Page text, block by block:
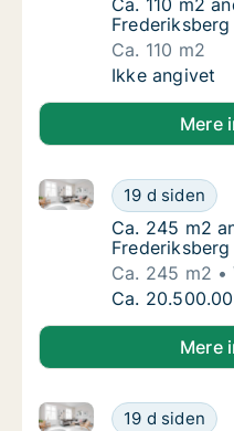
Ca. 110 m2
Ca. 110 m2
Ca. 110 m2
Ca. 110 m2
Ikke angivet
Mere
Ca. 245 m2
19 d siden
Ca. 245 m2
Ca. 245 m2
Ca. 245 m2
Ca. 245 m2
Ca. 245 m2
Ca.
Mere
Ca. 110 m2
19 d siden
Ca. 110 m2